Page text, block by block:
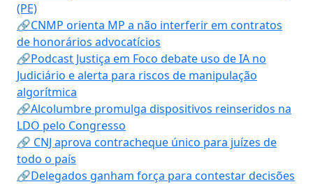
(PE)
🔗CNMP orienta MP a não interferir em contratos
de honorários advocatícios
🔗Podcast Justiça em Foco debate uso de IA no
Judiciário e alerta para riscos de manipulação
algorítmica
🔗Alcolumbre promulga dispositivos reinseridos na
LDO pelo Congresso
🔗 CNJ aprova contracheque único para juízes de
todo o país
🔗Delegados ganham força para contestar decisões